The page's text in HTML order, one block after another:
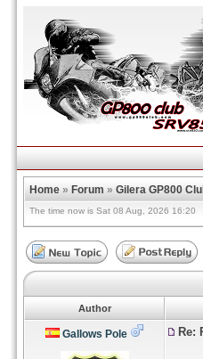
Home » Forum » Gilera GP800
The time now is Sat 08 Aug, 2026 16:20
Author
Gallows Pole Re: